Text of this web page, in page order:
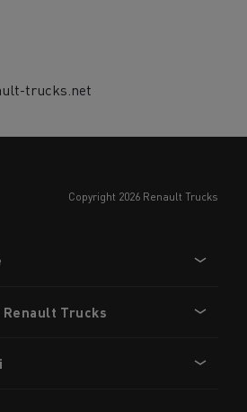
trucks.net
copyright 2026 Renault Trucks
Trucks